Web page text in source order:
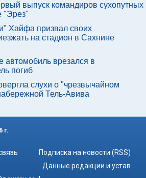
выпуск командиров сухопутных
"Эрез"
Хайфа призвал своих
на стадион в Сахнине
автомобиль врезался в
погиб
слухи о "чрезвычайном
Тель-Авива
г.
Подписка на новости (RSS)
Данные редакции и устав